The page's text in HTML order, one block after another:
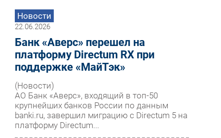
Новости
22.06.2026
Банк «Аверс» перешел на
платформу Directum RX при
поддержке «МайТэк»
(Новости)
АО Банк «Аверс», входящий в топ-50
крупнейших банков России по данным
banki.ru, завершил миграцию с Directum 5 на
платформу Directum...